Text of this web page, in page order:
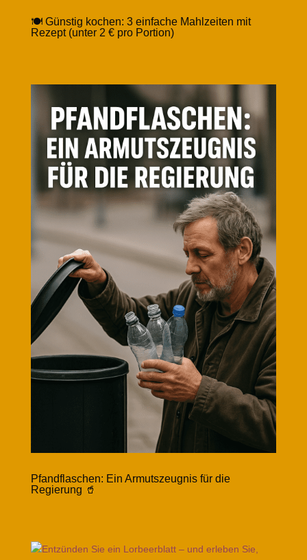
🍽️ Günstig kochen: 3 einfache Mahlzeiten mit
Rezept (unter 2 € pro Portion)
Pfandflaschen: Ein Armutszeugnis für die
Regierung 🥤